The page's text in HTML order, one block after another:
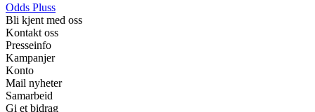
Odds Pluss
Bli kjent med oss
Kontakt oss
Presseinfo
Kampanjer
Konto
Mail nyheter
Samarbeid
Gi et bidrag